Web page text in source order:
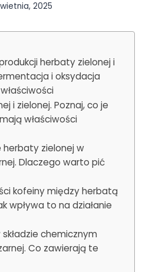
2025
herbaty zielonej i
i oksydacja
i zielonej. Poznaj, co je
właściwości
herbaty zielonej w
Dlaczego warto pić
kofeiny między herbatą
wpływa to na działanie
chemicznym
Co zawierają te